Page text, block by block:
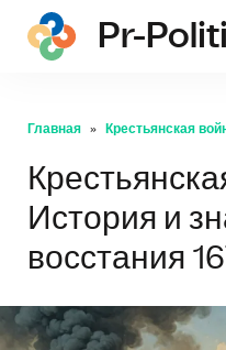
Pr-
Главная Крестьянская
История и
восстания